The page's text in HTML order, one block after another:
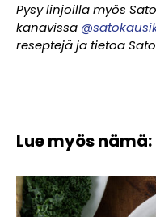
Pysy linjoilla myös
kanavissa
reseptejä ja tietoa
Lue myös nämä: